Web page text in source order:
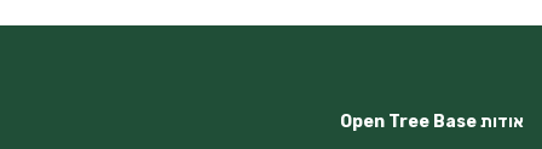
אודות Open Tree Base